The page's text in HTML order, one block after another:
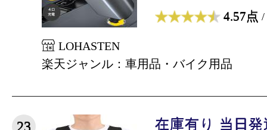
4.57点 /
LOHASTEN
楽天ジャンル：車用品・バイク用品
23 在庫有り 当日発